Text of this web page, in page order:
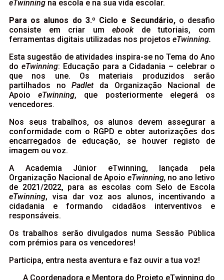
eTwinning na escola e na sua vida escolar.
Para os alunos do 3.º Ciclo e Secundário, o desafio
consiste em criar umebookde tutoriais, com
ferramentas digitais utilizadas nos projetos eTwinning.
Esta sugestão de atividades inspira-se no Tema do Ano
do eTwinning: Educação para a Cidadania – celebrar o
que nos une. Os materiais produzidos serão
partilhados noPadletda Organização Nacional de
ApoioeTwinning, que posteriormente elegerá os
vencedores.
Nos seus trabalhos, os alunos devem assegurar a
conformidade com o RGPD e obter autorizações dos
encarregados de educação, se houver registo de
imagem ou voz.
A Academia Júnior eTwinning, lançada pela
Organização Nacional de Apoio eTwinning, no ano letivo
de 2021/2022, para as escolas com Selo de Escola
eTwinning, visa dar voz aos alunos, incentivando a
cidadania e formando cidadãos interventivos e
responsáveis.
Os trabalhos serão divulgados numa Sessão Pública
com prémios para os vencedores!
Participa, entra nesta aventura e faz ouvir a tua voz!
A Coordenadora e Mentora do Projeto eTwinning do